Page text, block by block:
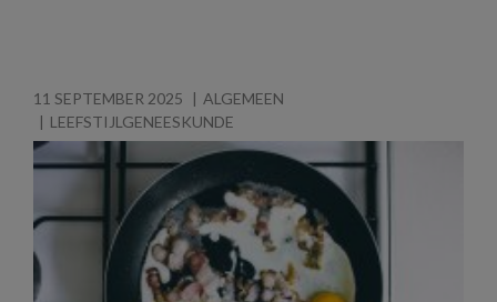
11 SEPTEMBER 2025
ALGEMEEN
LEEFSTIJLGENEESKUNDE